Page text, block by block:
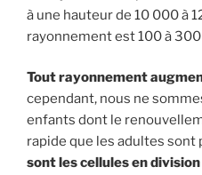
à une hauteur de 10 000 à
rayonnement est 100 à
Tout rayonnement
cependant, nous ne
enfants dont le
rapide que les adultes
sont les cellules en